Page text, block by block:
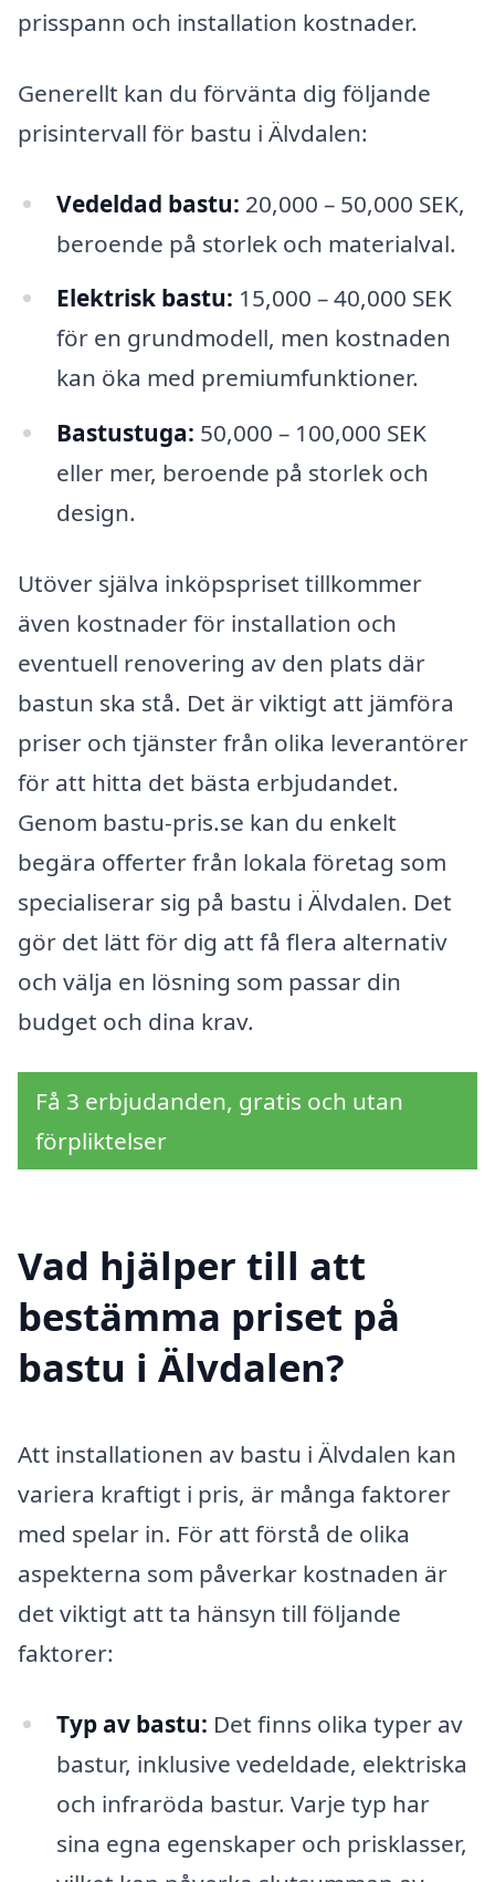
prisspann och installation kostnader.
Generellt kan du förvänta dig följande
prisintervall för bastu i Älvdalen:
Vedeldad bastu: 20,000 – 50,000 SEK,
beroende på storlek och materialval.
Elektrisk bastu: 15,000 – 40,000 SEK
för en grundmodell, men kostnaden
kan öka med premiumfunktioner.
Bastustuga: 50,000 – 100,000 SEK
eller mer, beroende på storlek och
design.
Utöver själva inköpspriset tillkommer
även kostnader för installation och
eventuell renovering av den plats där
bastun ska stå. Det är viktigt att jämföra
priser och tjänster från olika leverantörer
för att hitta det bästa erbjudandet.
Genom bastu-pris.se kan du enkelt
begära offerter från lokala företag som
specialiserar sig på bastu i Älvdalen. Det
gör det lätt för dig att få flera alternativ
och välja en lösning som passar din
budget och dina krav.
Få 3 erbjudanden, gratis och utan
förpliktelser
Vad hjälper till att
bestämma priset på
bastu i Älvdalen?
Att installationen av bastu i Älvdalen kan
variera kraftigt i pris, är många faktorer
med spelar in. För att förstå de olika
aspekterna som påverkar kostnaden är
det viktigt att ta hänsyn till följande
faktorer:
Typ av bastu: Det finns olika typer av
bastur, inklusive vedeldade, elektriska
och infraröda bastur. Varje typ har
sina egna egenskaper och prisklasser,